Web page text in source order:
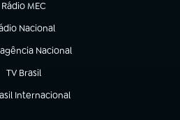
Rádio MEC
(abre em nova aba)
Nacional
Nacional
nova aba)
TV Brasil
(abre em nova aba)
Internacional
em nova aba)